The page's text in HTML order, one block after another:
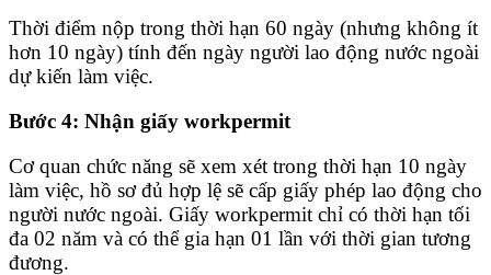
Thời điểm nộp trong thời hạn 60 ngày (nhưng không ít
hơn 10 ngày) tính đến ngày người lao động nước ngoài
dự kiến làm việc.
Bước 4: Nhận giấy workpermit
Cơ quan chức năng sẽ xem xét trong thời hạn 10 ngày
làm việc, hồ sơ đủ hợp lệ sẽ cấp giấy phép lao động cho
người nước ngoài. Giấy workpermit chỉ có thời hạn tối
đa 02 năm và có thể gia hạn 01 lần với thời gian tương
đương.